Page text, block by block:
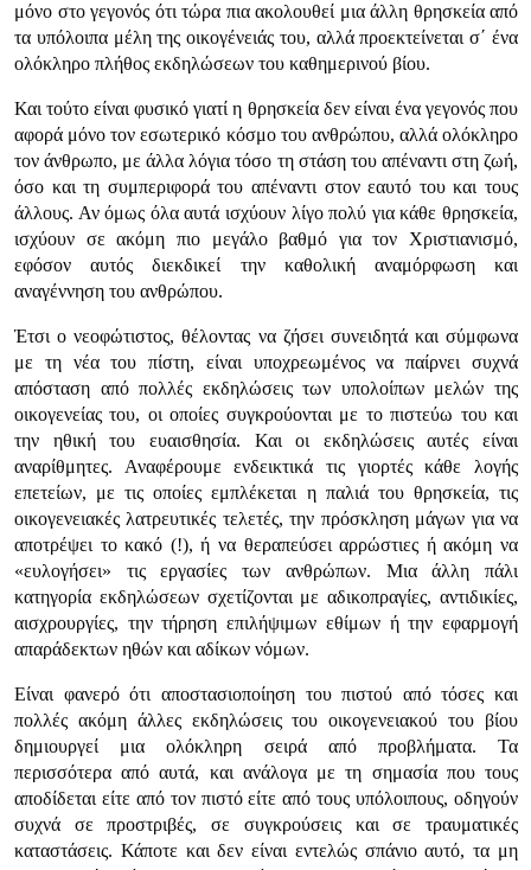
μόνο στο γεγονός ότι τώρα πια ακολουθεί μια άλλη θρησκεία από
τα υπόλοιπα μέλη της οικογένειάς του, αλλά προεκτείνεται σ΄ ένα
ολόκληρο πλήθος εκδηλώσεων του καθημερινού βίου.
Και τούτο είναι φυσικό γιατί η θρησκεία δεν είναι ένα γεγονός που
αφορά μόνο τον εσωτερικό κόσμο του ανθρώπου, αλλά ολόκληρο
τον άνθρωπο, με άλλα λόγια τόσο τη στάση του απέναντι στη ζωή,
όσο και τη συμπεριφορά του απέναντι στον εαυτό του και τους
άλλους. Αν όμως όλα αυτά ισχύουν λίγο πολύ για κάθε θρησκεία,
ισχύουν σε ακόμη πιο μεγάλο βαθμό για τον Χριστιανισμό,
εφόσον αυτός διεκδικεί την καθολική αναμόρφωση και
αναγέννηση του ανθρώπου.
Έτσι ο νεοφώτιστος, θέλοντας να ζήσει συνειδητά και σύμφωνα
με τη νέα του πίστη, είναι υποχρεωμένος να παίρνει συχνά
απόσταση από πολλές εκδηλώσεις των υπολοίπων μελών της
οικογενείας του, οι οποίες συγκρούονται με το πιστεύω του και
την ηθική του ευαισθησία. Και οι εκδηλώσεις αυτές είναι
αναρίθμητες. Αναφέρουμε ενδεικτικά τις γιορτές κάθε λογής
επετείων, με τις οποίες εμπλέκεται η παλιά του θρησκεία, τις
οικογενειακές λατρευτικές τελετές, την πρόσκληση μάγων για να
αποτρέψει το κακό (!), ή να θεραπεύσει αρρώστιες ή ακόμη να
«ευλογήσει» τις εργασίες των ανθρώπων. Μια άλλη πάλι
κατηγορία εκδηλώσεων σχετίζονται με αδικοπραγίες, αντιδικίες,
αισχρουργίες, την τήρηση επιλήψιμων εθίμων ή την εφαρμογή
απαράδεκτων ηθών και αδίκων νόμων.
Είναι φανερό ότι αποστασιοποίηση του πιστού από τόσες και
πολλές ακόμη άλλες εκδηλώσεις του οικογενειακού του βίου
δημιουργεί μια ολόκληρη σειρά από προβλήματα. Τα
περισσότερα από αυτά, και ανάλογα με τη σημασία που τους
αποδίδεται είτε από τον πιστό είτε από τους υπόλοιπους, οδηγούν
συχνά σε προστριβές, σε συγκρούσεις και σε τραυματικές
καταστάσεις. Κάποτε και δεν είναι εντελώς σπάνιο αυτό, τα μη